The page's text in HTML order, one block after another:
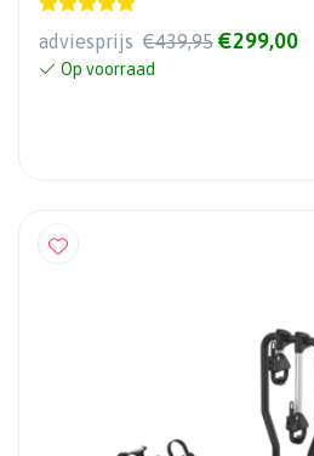
adviesprijs €439,95 €299,00
Op voorraad